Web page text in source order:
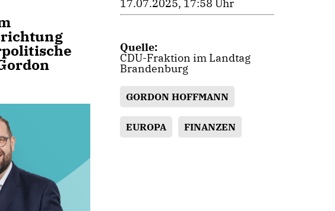
17.07.2025, 17:58 Uhr
Quelle:
CDU-Fraktion im Landtag
Brandenburg
GORDON HOFFMANN
EUROPA FINANZEN